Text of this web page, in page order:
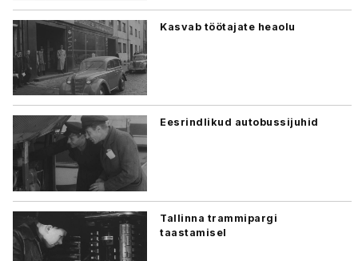
Kasvab töötajate heaolu
Eesrindlikud autobussijuhid
Tallinna trammipargi
taastamisel